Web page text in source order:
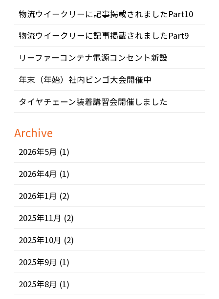
物流ウイークリーに記事掲載されましたPart10
物流ウイークリーに記事掲載されましたPart9
リーファーコンテナ電源コンセント新設
年末（年始）社内ビンゴ大会開催中
タイヤチェーン装着講習会開催しました
Archive
2026年5月 (1)
2026年4月 (1)
2026年1月 (2)
2025年11月 (2)
2025年10月 (2)
2025年9月 (1)
2025年8月 (1)